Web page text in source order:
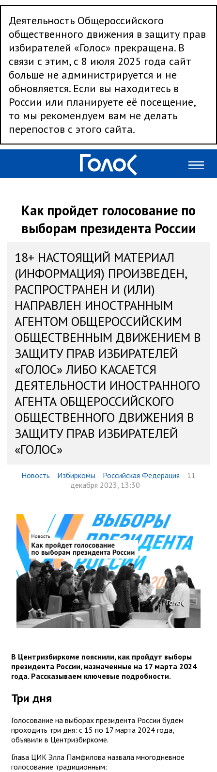
Деятельность Общероссийского
общественного движения в защиту прав
избирателей «Голос» прекращена. В
связи с этим, с 8 июля 2025 года сайт
больше не администрируется и не
обновляется. Если вы находитесь в
России или планируете её посещение,
то мы рекомендуем вам не делать
перепостов с этого сайта.
Как пройдет голосование по
выборам президента России
18+ НАСТОЯЩИЙ МАТЕРИАЛ
(ИНФОРМАЦИЯ) ПРОИЗВЕДЕН,
РАСПРОСТРАНЕН И (ИЛИ)
НАПРАВЛЕН ИНОСТРАННЫМ
АГЕНТОМ ОБЩЕРОССИЙСКИМ
ОБЩЕСТВЕННЫМ ДВИЖЕНИЕМ В
ЗАЩИТУ ПРАВ ИЗБИРАТЕЛЕЙ
«ГОЛОС» ЛИБО КАСАЕТСЯ
ДЕЯТЕЛЬНОСТИ ИНОСТРАННОГО
АГЕНТА ОБЩЕРОССИЙСКОГО
ОБЩЕСТВЕННОГО ДВИЖЕНИЯ В
ЗАЩИТУ ПРАВ ИЗБИРАТЕЛЕЙ
«ГОЛОС»
Новость Избиркомы Российская Федерация
11
декабря 2023, 13:30
В Центризбиркоме пояснили, как пройдут выборы
президента России, назначенные на 17 марта 2024
года. Рассказываем ключевые подробности.
Три дня
Голосование на выборах президента России будем
проходить три дня: с 15 по 17 марта 2024 года,
объявили в Центризбиркоме.
Глава ЦИК Элла Памфилова назвала многодневное
голосование традиционным: